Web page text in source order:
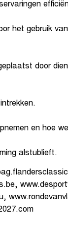
het gebruik
door
en hoe
alstublieft.